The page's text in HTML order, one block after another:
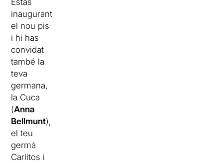
inaugurant
el nou pis
i hi has
convidat
també la
teva
germana,
la Cuca
(Anna
Bellmunt),
el teu
germà
Carlitos i